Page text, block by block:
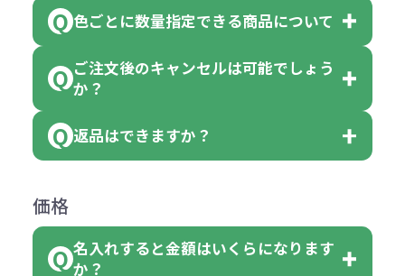
ります。
【例】注文可能数が100個の場合
は、100個以上でしたら、何個でも
可能です。
ている商品は、色指定不可となって
ん。
色指定できる商品もございますが商
品の詳細に「色・柄 取り混ぜ」のラ
ベルや商品画像に「〇色取混ぜ」な
れ等分で100個ずつ入って参ります。
（割り切れない場合は数個単位で前
色ごとに数量指定できる商品について
「選べる本体色」のラベルが付いて
す。
い。
例えば…
ご注文後のキャンセルは可能でしょう
か？
お客様都合でのキャンセルは、制作
がございます。
ご注文の際は、十分にご確認・ご検
返品はできますか？
めご了承ください。
ただし下記の場合は承っております
価格
名入れすると金額はいくらになります
か？